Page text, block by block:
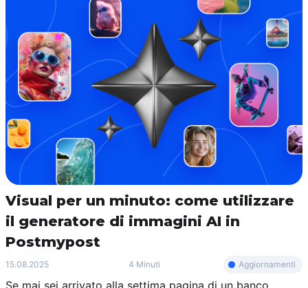
Visual per un minuto: come utilizzare
il generatore di immagini AI in
Postmypost
15.08.2025 4 Minuti Aggiornamenti